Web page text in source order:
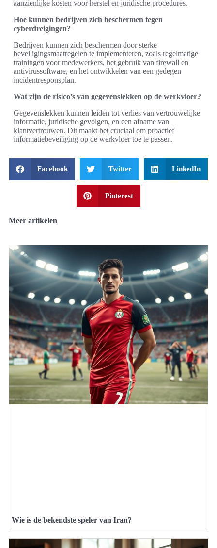
aanzienlijke kosten voor herstel en juridische procedures.
Hoe kunnen bedrijven zich beschermen tegen
cyberdreigingen?
Bedrijven kunnen zich beschermen door sterke
beveiligingsmaatregelen te implementeren, zoals regelmatige
trainingen voor medewerkers, het gebruik van firewall en
antivirussoftware, en het ontwikkelen van een gedegen
incidentresponsplan.
Wat zijn de risico’s van gegevenslekken op de werkvloer?
Gegevenslekken kunnen leiden tot verlies van vertrouwelijke
informatie, juridische gevolgen, en een afname van
klantvertrouwen. Dit maakt het cruciaal om proactief
informatiebeveiliging op de werkvloer toe te passen.
Facebook Twitter LinkedIn
Pinterest
Meer artikelen
Wie is de bekendste speler van Iran?